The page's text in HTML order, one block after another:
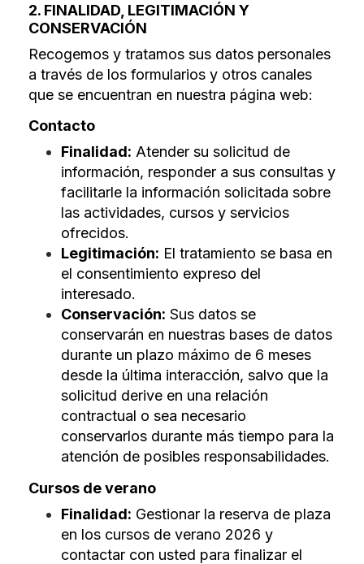
2. FINALIDAD, LEGITIMACIÓN Y
CONSERVACIÓN
Recogemos y tratamos sus datos personales
a través de los formularios y otros canales
que se encuentran en nuestra página web:
Contacto
Finalidad: Atender su solicitud de
información, responder a sus consultas y
facilitarle la información solicitada sobre
las actividades, cursos y servicios
ofrecidos.
Legitimación: El tratamiento se basa en
el consentimiento expreso del
interesado.
Conservación: Sus datos se
conservarán en nuestras bases de datos
durante un plazo máximo de 6 meses
desde la última interacción, salvo que la
solicitud derive en una relación
contractual o sea necesario
conservarlos durante más tiempo para la
atención de posibles responsabilidades.
Cursos de verano
Finalidad: Gestionar la reserva de plaza
en los cursos de verano 2026 y
contactar con usted para finalizar el